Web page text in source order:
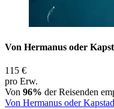
Von Hermanus oder
115 €
pro Erw.
Von 96% der Reisenden
Von Hermanus oder